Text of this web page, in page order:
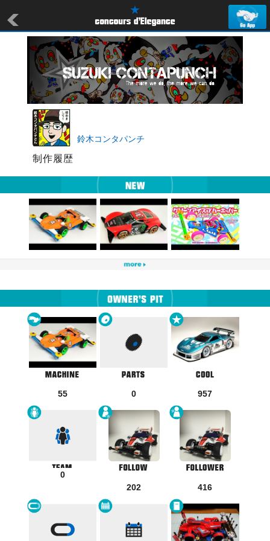
鈴木コンタパンチ
制作履歴
55 0 957
0
202
416